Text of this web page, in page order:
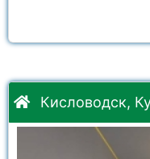
Кисловодск,